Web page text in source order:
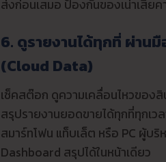
ส่งก่อนเสมอ ป้องกันของเน่าเสียค
6. ดูรายงานได้ทุกที่ ผ่าน
(Cloud Data)
เช็คสต๊อก ดูความเคลื่อนไหวของสิ
สรุปรายงานยอดขายได้ทุกที่ทุกเว
สมาร์ทโฟน แท็บเล็ต หรือ PC ผู้บริ
Dashboard สรุปได้ในหน้าเดียว